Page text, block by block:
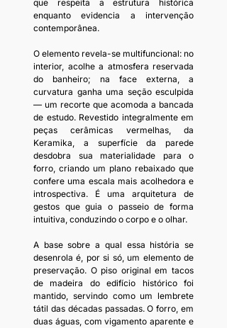
que respeita a estrutura histórica
enquanto evidencia a intervenção
contemporânea.
O elemento revela-se multifuncional: no
interior, acolhe a atmosfera reservada
do banheiro; na face externa, a
curvatura ganha uma seção esculpida
— um recorte que acomoda a bancada
de estudo. Revestido integralmente em
peças cerâmicas vermelhas, da
Keramika, a superfície da parede
desdobra sua materialidade para o
forro, criando um plano rebaixado que
confere uma escala mais acolhedora e
introspectiva. É uma arquitetura de
gestos que guia o passeio de forma
intuitiva, conduzindo o corpo e o olhar.
A base sobre a qual essa história se
desenrola é, por si só, um elemento de
preservação. O piso original em tacos
de madeira do edifício histórico foi
mantido, servindo como um lembrete
tátil das décadas passadas. O forro, em
duas águas, com vigamento aparente e